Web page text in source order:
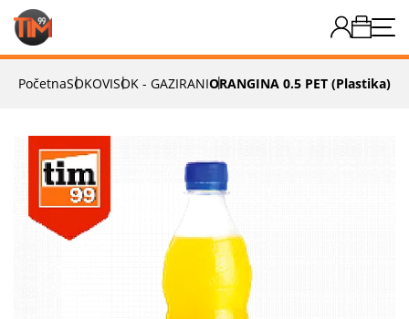
PočetnaSOKOVISOK - GAZIRANIORANGINA 0.5 PET (plastika)